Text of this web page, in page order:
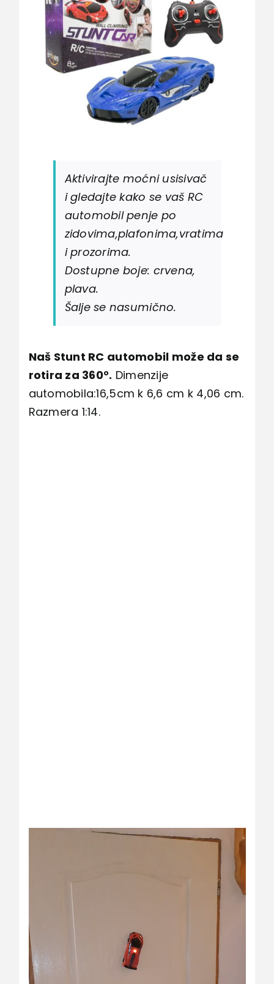
Aktivirajte moćni usisivač
i gledajte kako se vaš RC
automobil penje po
zidovima,plafonima,vratima
i prozorima.
Dostupne boje: crvena,
plava.
Šalje se nasumično.
Naš Stunt RC automobil može da se
rotira za 360°. Dimenzije
automobila:16,5cm k 6,6 cm k 4,06 cm.
Razmera 1:14.